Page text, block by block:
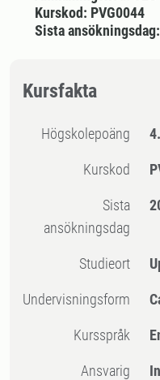
Kurskod: PVG0044
Sista
Kursfakta
högskolepoäng
Kurskod
Sista
ansökningsdag
Studieort
Undervisningsform
Kursspråk
Ansvarig